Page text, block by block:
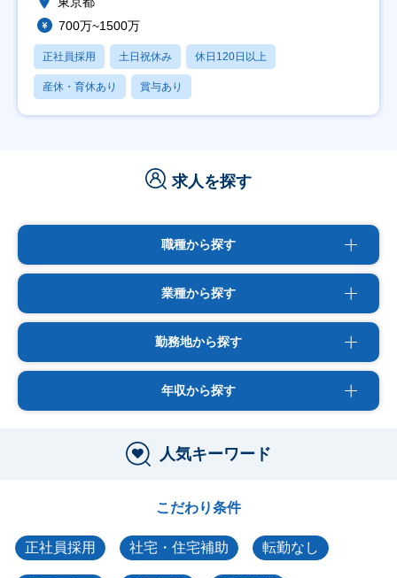
700万~1500万
正社員採用 土日祝休み 休日120日以上
産休・育休あり 賞与あり
求人を探す
職種から探す
業種から探す
勤務地から探す
年収から探す
人気キーワード
こだわり条件
正社員採用 社宅・住宅補助 転勤なし